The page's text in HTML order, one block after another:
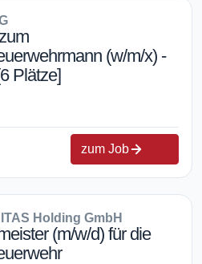
(w/m/x) -
Plätze]
zum Job
Holding GmbH
(m/w/d) für die